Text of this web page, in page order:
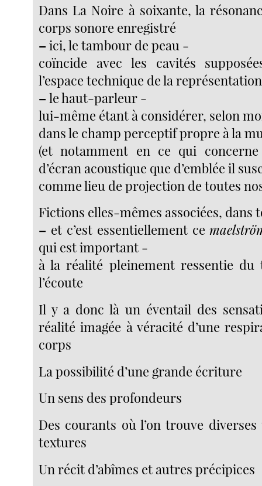
Dans La Noire à soixante, la
corps sonore enregistré
– ici, le tambour de peau -
coïncide avec les cavités
l’espace technique de la représentation
– le haut-parleur -
lui-même étant à considérer, selon
dans le champ perceptif propre à la
(et notamment en ce qui concerne
d’écran acoustique que d’emblée il
comme lieu de projection de toutes
Fictions elles-mêmes associées, dans
– et c’est essentiellement ce
qui est important -
à la réalité pleinement ressentie du
l’écoute
Il y a donc là un éventail des
réalité imagée à véracité d’une
corps
La possibilité d’une grande écriture
Un sens des profondeurs
Des courants où l’on trouve
textures
Un récit d’abîmes et autres précipices